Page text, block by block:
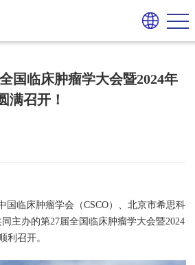
国临床肿瘤学大会暨2024年
满召开！
国临床肿瘤学会（CSCO）、北京市希思科
主办的第27届全国临床肿瘤学大会暨2024
利召开。